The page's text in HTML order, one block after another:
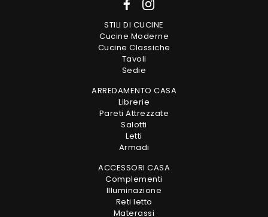
STILI DI CUCINE
Cucine Moderne
Cucine Classiche
Tavoli
Sedie
ARREDAMENTO CASA
Librerie
Pareti Attrezzate
Salotti
Letti
Armadi
ACCESSORI CASA
Complementi
Illuminazione
Reti letto
Materassi